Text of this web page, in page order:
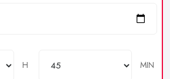
H
MIN